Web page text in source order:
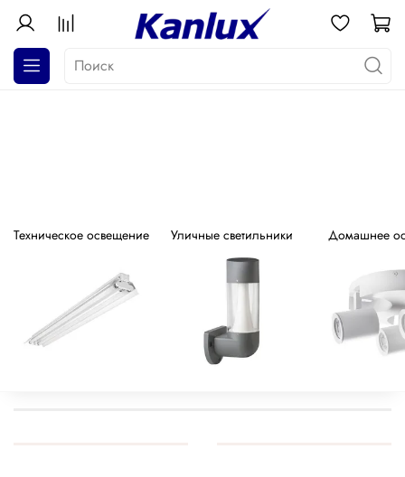
АКЦИЯ! Почти даром!
Распродажа серия GALOBA !
Техническое освещение Уличные светильники Домашнее